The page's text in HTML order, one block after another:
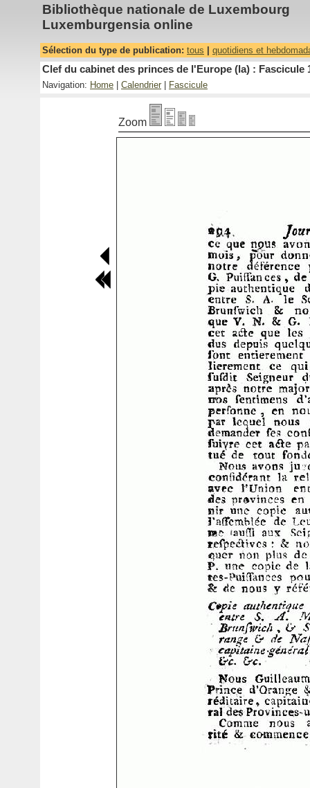
Bibliothèque nationale de Luxembourg
Luxemburgensia online
Sélection du type de publication: tous quotidiens et
Clef du cabinet des princes de l'Europe (la) : Fascicule
Navigation: Home Calendrier Fascicule
Zoom